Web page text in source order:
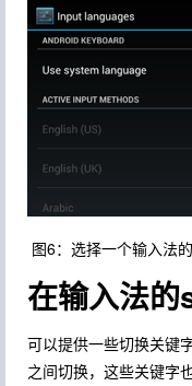
图6：选择一个输入法
在输入法
可以提供一些切换关键
之间切换，这些关键字